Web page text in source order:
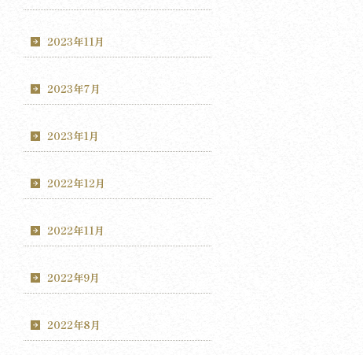
2023年11月
2023年7月
2023年1月
2022年12月
2022年11月
2022年9月
2022年8月